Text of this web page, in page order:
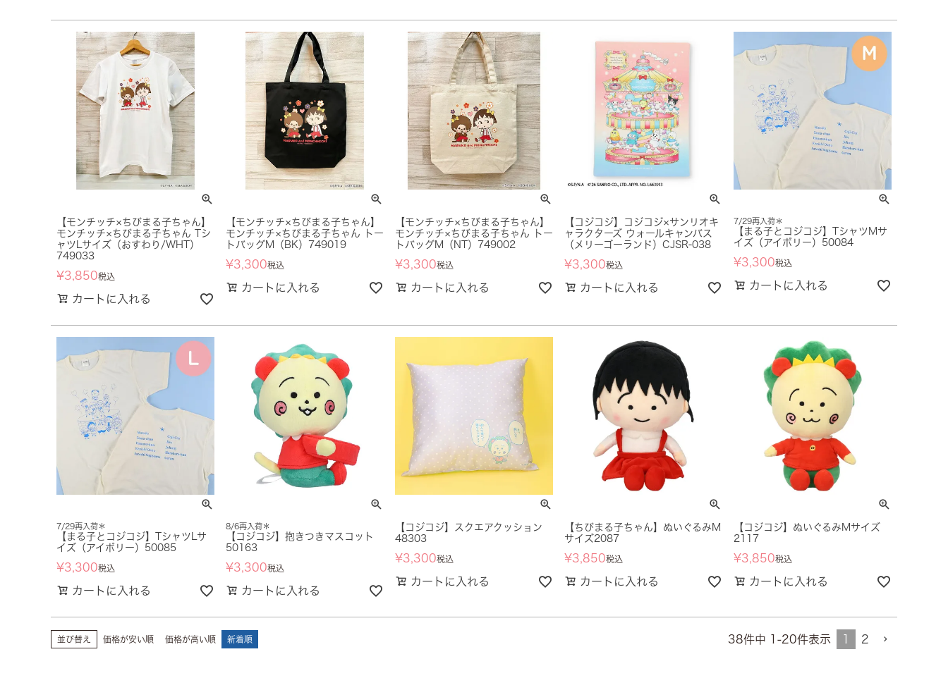
【モンチッチ×ちびまる子ちゃん】
モンチッチ×ちびまる子ちゃん Tシ
ャツLサイズ（おすわり/WHT）
749033
¥3,850税込
カートに入れる
【モンチッチ×ちびまる子ちゃん】
モンチッチ×ちびまる子ちゃん トー
トバッグM（BK）749019
¥3,300税込
カートに入れる
【モンチッチ×ちびまる子ちゃん】
モンチッチ×ちびまる子ちゃん トー
トバッグM（NT）749002
¥3,300税込
カートに入れる
【コジコジ】コジコジ×サンリオキ
ャラクターズ ウォールキャンバス
（メリーゴーランド）CJSR-038
¥3,300税込
カートに入れる
7/29再入荷＊
【まる子とコジコジ】TシャツMサ
イズ（アイボリー）50084
¥3,300税込
カートに入れる
7/29再入荷＊
【まる子とコジコジ】TシャツLサ
イズ（アイボリー）50085
¥3,300税込
カートに入れる
8/6再入荷＊
【コジコジ】抱きつきマスコット
50163
¥3,300税込
カートに入れる
【コジコジ】スクエアクッション
48303
¥3,300税込
カートに入れる
【ちびまる子ちゃん】ぬいぐるみM
サイズ2087
¥3,850税込
カートに入れる
【コジコジ】ぬいぐるみMサイズ
2117
¥3,850税込
カートに入れる
並び替え 価格が安い順 価格が高い順 新着順 38件中 1 -20件表示 1 2